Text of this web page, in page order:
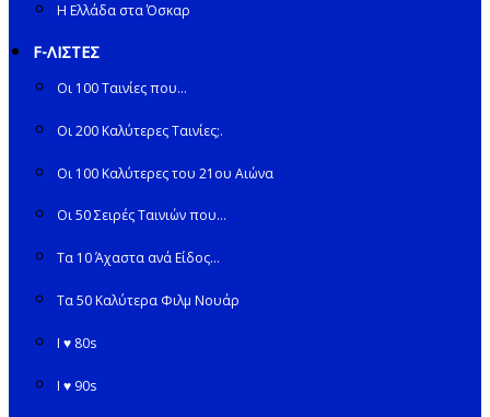
Η Ελλάδα στα Όσκαρ
F-ΛΙΣΤΕΣ
Οι 100 Ταινίες που…
Οι 200 Καλύτερες Ταινίες;.
Οι 100 Καλύτερες του 21ου Αιώνα
Οι 50 Σειρές Ταινιών που…
Τα 10 Άχαστα ανά Είδος…
Τα 50 Καλύτερα Φιλμ Νουάρ
I ♥ 80s
I ♥ 90s